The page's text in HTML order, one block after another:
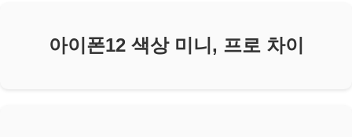
아이폰12 색상 미니, 프로 차이